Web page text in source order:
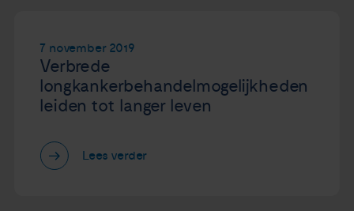
7 november 2019
Verbrede
longkankerbehandelmogelijkheden
leiden tot langer leven
Lees verder